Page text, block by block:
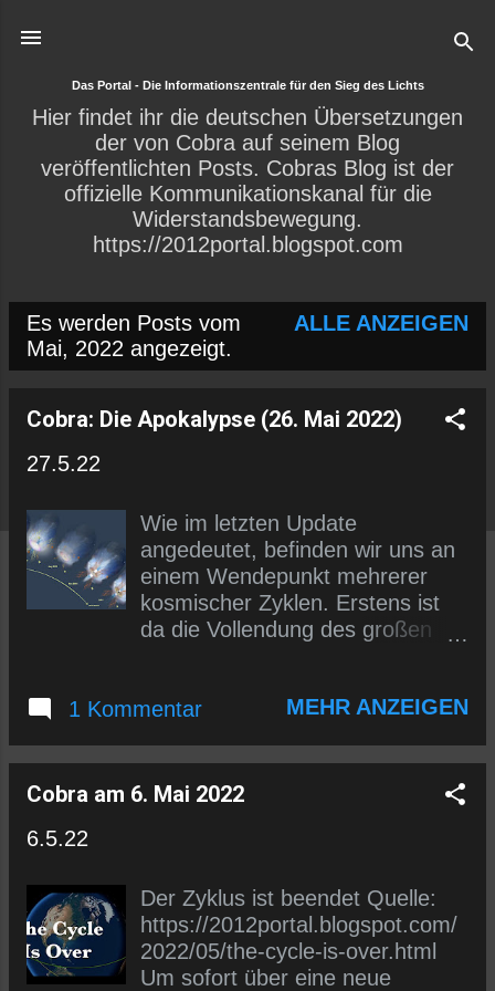
Das Portal - Die Informationszentrale für den Sieg des Lichts
Hier findet ihr die deutschen Übersetzungen
der von Cobra auf seinem Blog
veröffentlichten Posts. Cobras Blog ist der
offizielle Kommunikationskanal für die
Widerstandsbewegung.
https://2012portal.blogspot.com
P
Es werden Posts vom
Mai, 2022 angezeigt.
ALLE ANZEIGEN
Cobra: Die Apokalypse (26. Mai 2022)
27.5.22
Wie im letzten Update
angedeutet, befinden wir uns an
einem Wendepunkt mehrerer
kosmischer Zyklen. Erstens ist
da die Vollendung des großen
Dieses Universum befindet sich
der Ausdehnung zur
Zusammenziehung. Das ist ein
primäre Anomalie und alles damit
verbundene Böse auflösen kann,
und das ist der wahre Grund,
warum alle Dunkelheit bald
1 Kommentar MEHR ANZEIGEN
Cobra am 6. Mai 2022
6.5.22
Der Zyklus ist beendet Quelle:
https://2012portal.blogspot.com/
2022/05/the-cycle-is-over.html
Um sofort über eine neue